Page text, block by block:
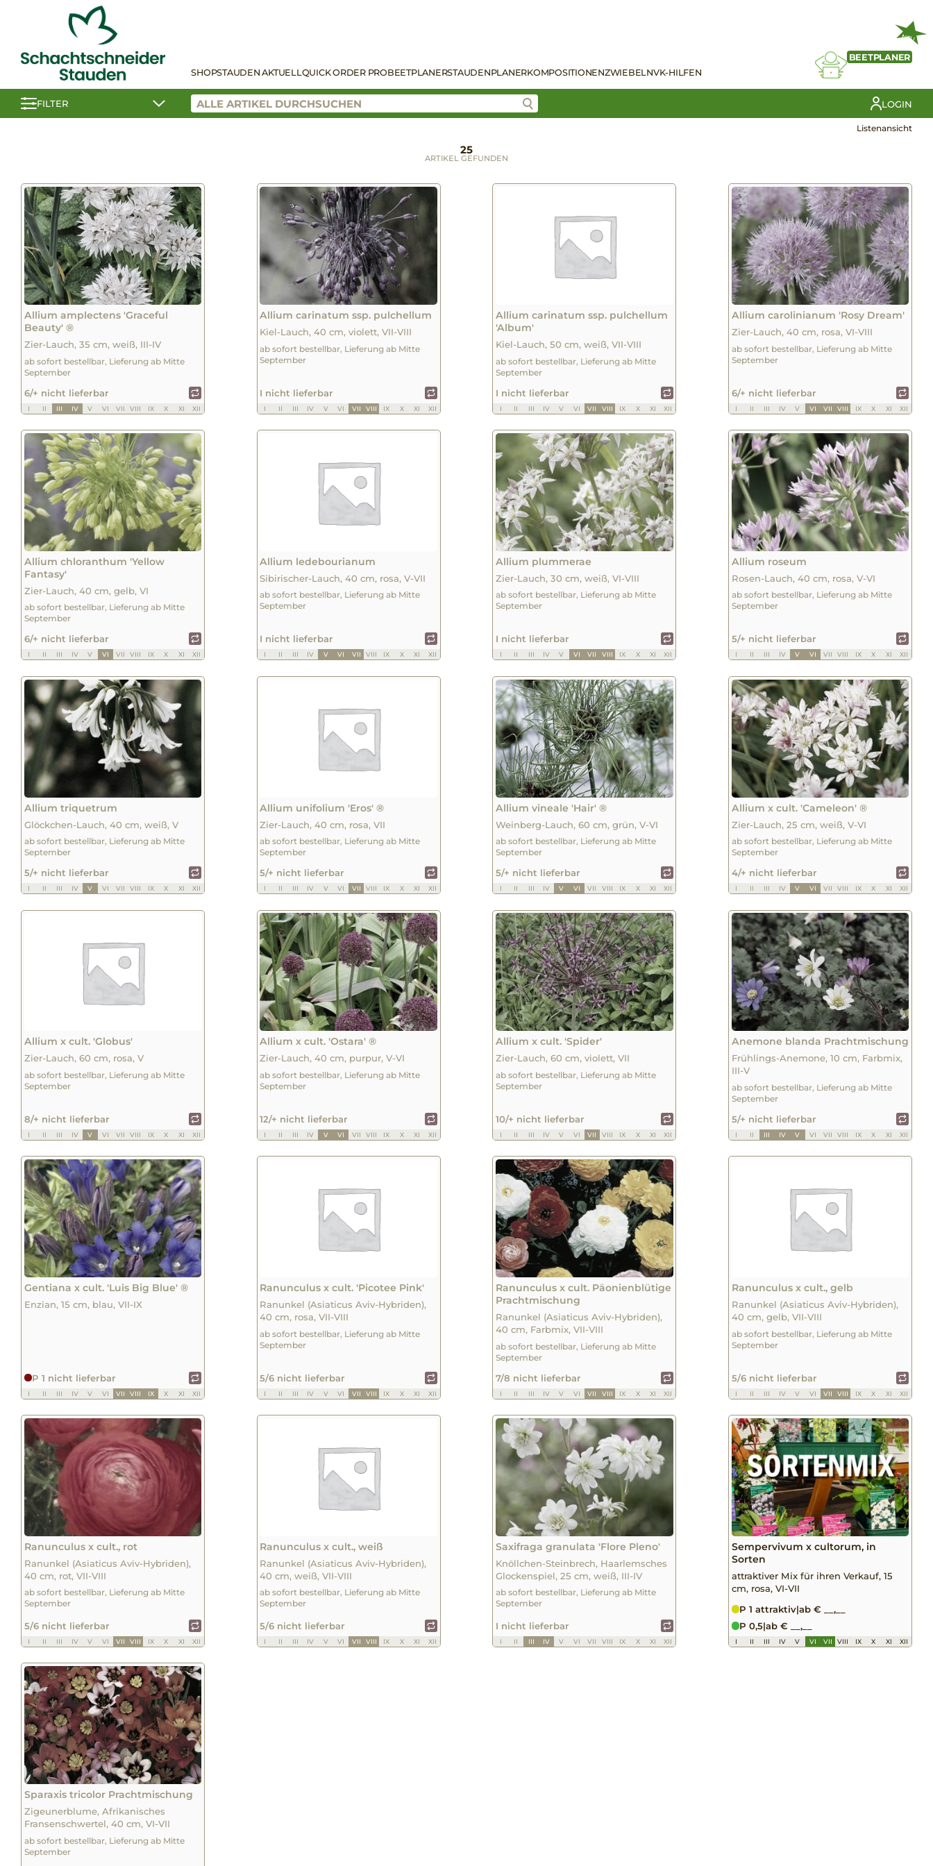
SHOPSTAUDEN AKTUELLQUICK ORDER PROBEETPLANERSTAUDENPLANERKOMPOSITIONENZWIEBELNVK-HILFEN
NEU
BEETPLANER
FILTER LOGIN
Listenansicht
25
ARTIKEL GEFUNDEN
Allium amplectens 'Graceful
Beauty' ®
Zier-Lauch, 35 cm, weiß, III-IV
ab sofort bestellbar, Lieferung ab Mitte
September
6/+ nicht lieferbar
I II III IV V VI VII VIII IX X XI XII
Allium carinatum ssp. pulchellum
Kiel-Lauch, 40 cm, violett, VII-VIII
ab sofort bestellbar, Lieferung ab Mitte
September
I nicht lieferbar
I II III IV V VI VII VIII IX X XI XII
Allium carinatum ssp. pulchellum
'Album'
Kiel-Lauch, 50 cm, weiß, VII-VIII
ab sofort bestellbar, Lieferung ab Mitte
September
I nicht lieferbar
I II III IV V VI VII VIII IX X XI XII
Allium carolinianum 'Rosy Dream'
Zier-Lauch, 40 cm, rosa, VI-VIII
ab sofort bestellbar, Lieferung ab Mitte
September
6/+ nicht lieferbar
I II III IV V VI VII VIII IX X XI XII
Allium chloranthum 'Yellow
Fantasy'
Zier-Lauch, 40 cm, gelb, VI
ab sofort bestellbar, Lieferung ab Mitte
September
6/+ nicht lieferbar
I II III IV V VI VII VIII IX X XI XII
Allium ledebourianum
Sibirischer-Lauch, 40 cm, rosa, V-VII
ab sofort bestellbar, Lieferung ab Mitte
September
I nicht lieferbar
I II III IV V VI VII VIII IX X XI XII
Allium plummerae
Zier-Lauch, 30 cm, weiß, VI-VIII
ab sofort bestellbar, Lieferung ab Mitte
September
I nicht lieferbar
I II III IV V VI VII VIII IX X XI XII
Allium roseum
Rosen-Lauch, 40 cm, rosa, V-VI
ab sofort bestellbar, Lieferung ab Mitte
September
5/+ nicht lieferbar
I II III IV V VI VII VIII IX X XI XII
Allium triquetrum
Glöckchen-Lauch, 40 cm, weiß, V
ab sofort bestellbar, Lieferung ab Mitte
September
5/+ nicht lieferbar
I II III IV V VI VII VIII IX X XI XII
Allium unifolium 'Eros' ®
Zier-Lauch, 40 cm, rosa, VII
ab sofort bestellbar, Lieferung ab Mitte
September
5/+ nicht lieferbar
I II III IV V VI VII VIII IX X XI XII
Allium vineale 'Hair' ®
Weinberg-Lauch, 60 cm, grün, V-VI
ab sofort bestellbar, Lieferung ab Mitte
September
5/+ nicht lieferbar
I II III IV V VI VII VIII IX X XI XII
Allium x cult. 'Cameleon' ®
Zier-Lauch, 25 cm, weiß, V-VI
ab sofort bestellbar, Lieferung ab Mitte
September
4/+ nicht lieferbar
I II III IV V VI VII VIII IX X XI XII
Allium x cult. 'Globus'
Zier-Lauch, 60 cm, rosa, V
ab sofort bestellbar, Lieferung ab Mitte
September
8/+ nicht lieferbar
I II III IV V VI VII VIII IX X XI XII
Allium x cult. 'Ostara' ®
Zier-Lauch, 40 cm, purpur, V-VI
ab sofort bestellbar, Lieferung ab Mitte
September
12/+ nicht lieferbar
I II III IV V VI VII VIII IX X XI XII
Allium x cult. 'Spider'
Zier-Lauch, 60 cm, violett, VII
ab sofort bestellbar, Lieferung ab Mitte
September
10/+ nicht lieferbar
I II III IV V VI VII VIII IX X XI XII
Anemone blanda Prachtmischung
Frühlings-Anemone, 10 cm, Farbmix,
III-V
ab sofort bestellbar, Lieferung ab Mitte
September
5/+ nicht lieferbar
I II III IV V VI VII VIII IX X XI XII
Gentiana x cult. 'Luis Big Blue' ®
Enzian, 15 cm, blau, VII-IX
P 1 nicht lieferbar
I II III IV V VI VII VIII IX X XI XII
Ranunculus x cult. 'Picotee Pink'
Ranunkel (Asiaticus Aviv-Hybriden),
40 cm, rosa, VII-VIII
ab sofort bestellbar, Lieferung ab Mitte
September
5/6 nicht lieferbar
I II III IV V VI VII VIII IX X XI XII
Ranunculus x cult. Päonienblütige
Prachtmischung
Ranunkel (Asiaticus Aviv-Hybriden),
40 cm, Farbmix, VII-VIII
ab sofort bestellbar, Lieferung ab Mitte
September
7/8 nicht lieferbar
I II III IV V VI VII VIII IX X XI XII
Ranunculus x cult., gelb
Ranunkel (Asiaticus Aviv-Hybriden),
40 cm, gelb, VII-VIII
ab sofort bestellbar, Lieferung ab Mitte
September
5/6 nicht lieferbar
I II III IV V VI VII VIII IX X XI XII
Ranunculus x cult., rot
Ranunkel (Asiaticus Aviv-Hybriden),
40 cm, rot, VII-VIII
ab sofort bestellbar, Lieferung ab Mitte
September
5/6 nicht lieferbar
I II III IV V VI VII VIII IX X XI XII
Ranunculus x cult., weiß
Ranunkel (Asiaticus Aviv-Hybriden),
40 cm, weiß, VII-VIII
ab sofort bestellbar, Lieferung ab Mitte
September
5/6 nicht lieferbar
I II III IV V VI VII VIII IX X XI XII
Saxifraga granulata 'Flore Pleno'
Knöllchen-Steinbrech, Haarlemsches
Glockenspiel, 25 cm, weiß, III-IV
ab sofort bestellbar, Lieferung ab Mitte
September
I nicht lieferbar
I II III IV V VI VII VIII IX X XI XII
Sempervivum x cultorum, in
Sorten
attraktiver Mix für ihren Verkauf, 15
cm, rosa, VI-VII
P 1 attraktiv|ab € __,__
P 0,5|ab € __,__
I II III IV V VI VII VIII IX X XI XII
Sparaxis tricolor Prachtmischung
Zigeunerblume, Afrikanisches
Fransenschwertel, 40 cm, VI-VII
ab sofort bestellbar, Lieferung ab Mitte
September